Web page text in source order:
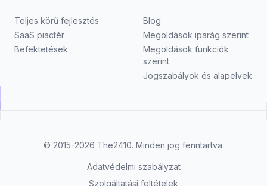
Teljes körű fejlesztés
SaaS piactér
Befektetések
Blog
Megoldások iparág szerint
Megoldások funkciók
szerint
Jogszabályok és alapelvek
© 2015-2026 The2410. Minden jog fenntartva.
Adatvédelmi szabályzat
Szolgáltatási feltételek